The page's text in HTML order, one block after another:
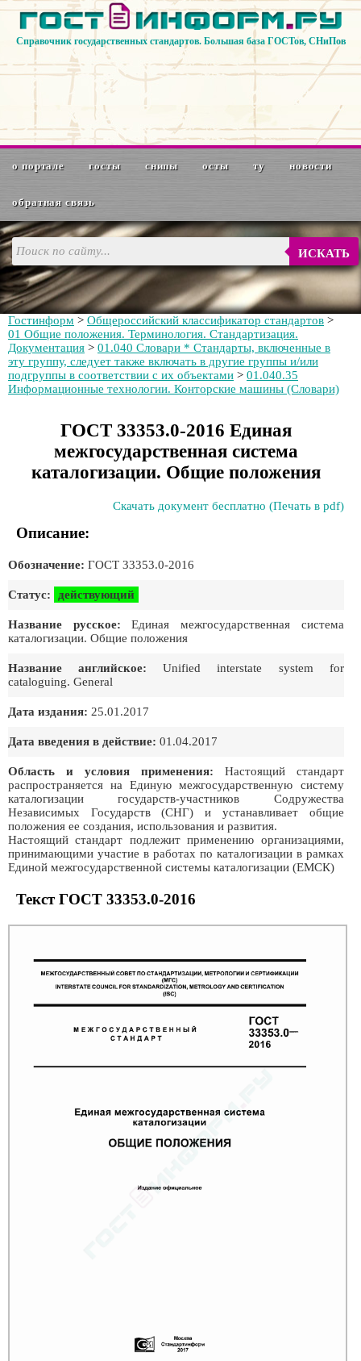
Справочник государственных стандартов. Большая база ГОСТов, СНиПов
о портале госты снипы осты ту новости
обратная связь
ИСКАТЬ
Гостинформ > Общероссийский классификатор стандартов >
01 Общие положения. Терминология. Стандартизация.
Документация > 01.040 Словари * Стандарты, включенные в
эту группу, следует также включать в другие группы и/или
подгруппы в соответствии с их объектами > 01.040.35
Информационные технологии. Конторские машины (Словари)
ГОСТ 33353.0-2016 Единая
межгосударственная система
каталогизации. Общие положения
Скачать документ бесплатно (Печать в pdf)
Описание:
Обозначение: ГОСТ 33353.0-2016
Статус: действующий
Название русское: Единая межгосударственная система
каталогизации. Общие положения
Название английское: Unified interstate system for
cataloguing. General
Дата издания: 25.01.2017
Дата введения в действие: 01.04.2017
Область и условия применения: Настоящий стандарт
распространяется на Единую межгосударственную систему
каталогизации государств-участников Содружества
Независимых Государств (СНГ) и устанавливает общие
положения ее создания, использования и развития.
Настоящий стандарт подлежит применению организациями,
принимающими участие в работах по каталогизации в рамках
Единой межгосударственной системы каталогизации (ЕМСК)
Текст ГОСТ 33353.0-2016